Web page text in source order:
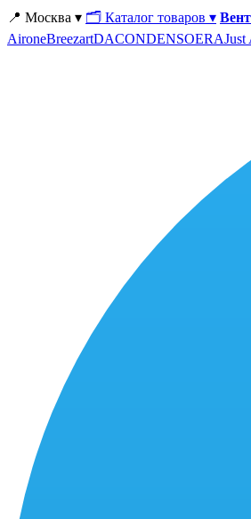
📍 Москва ▾ 🗂 Каталог товаров ▾
AironeBreezartDACONDENSOERAJust